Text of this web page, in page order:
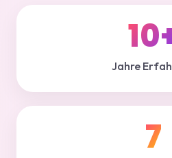
Jahre
7